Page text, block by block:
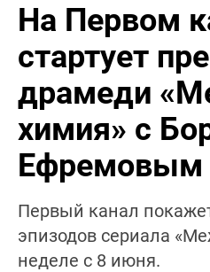
На Первом
стартует
драмеди
химия» с
Ефремовым
Первый канал
эпизодов сериала
неделе с 8 июня.